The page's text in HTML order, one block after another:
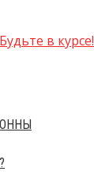
Будьте в курсе!